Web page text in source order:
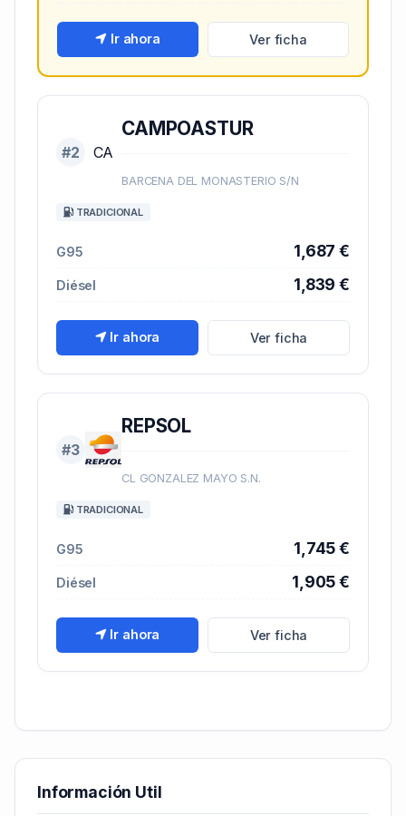
Ir ahora Ver ficha
#2 CA
CAMPOASTUR
BARCENA DEL MONASTERIO S/N
TRADICIONAL
G95 1,687 €
Diésel 1,839 €
Ir ahora Ver ficha
#3
REPSOL
CL GONZALEZ MAYO S.N.
TRADICIONAL
G95 1,745 €
Diésel 1,905 €
Ir ahora Ver ficha
Información Util